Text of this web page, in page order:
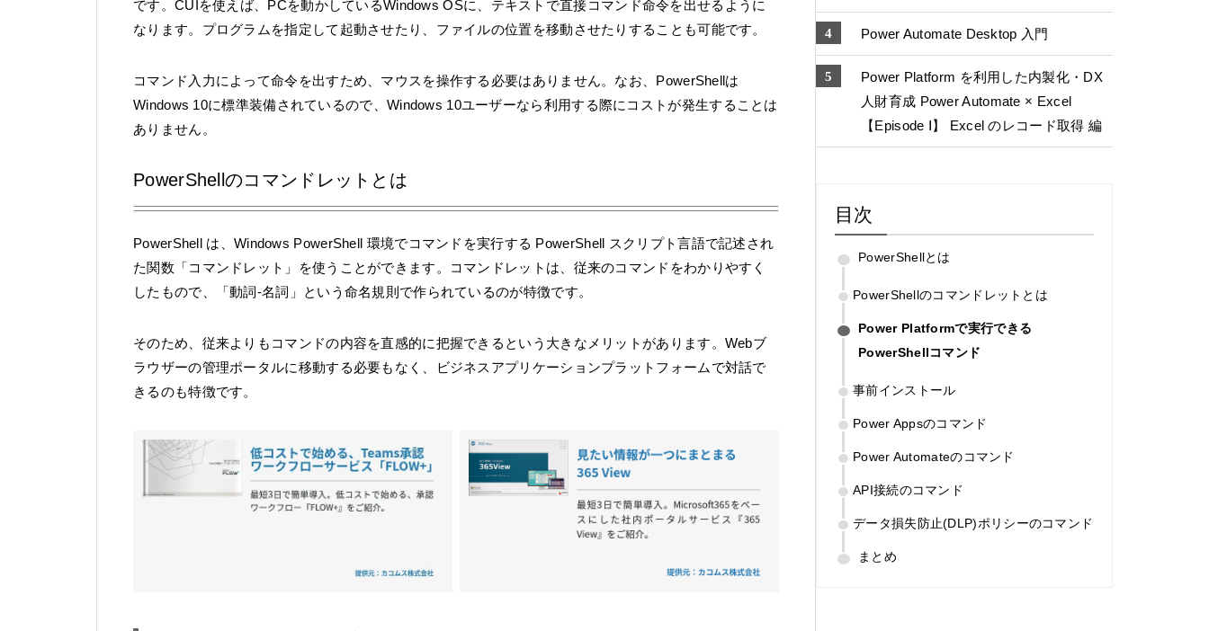
です。CUIを使えば、PCを動かしているWindows OSに、テキストで直接コマンド命令を出せるように
なります。プログラムを指定して起動させたり、ファイルの位置を移動させたりすることも可能です。
コマンド入力によって命令を出すため、マウスを操作する必要はありません。なお、PowerShellは
Windows 10に標準装備されているので、Windows 10ユーザーなら利用する際にコストが発生することは
ありません。
PowerShellのコマンドレットとは
PowerShell は、Windows PowerShell 環境でコマンドを実行する PowerShell スクリプト言語で記述され
た関数「コマンドレット」を使うことができます。コマンドレットは、従来のコマンドをわかりやすく
したもので、「動詞-名詞」という命名規則で作られているのが特徴です。
そのため、従来よりもコマンドの内容を直感的に把握できるという大きなメリットがあります。Webブ
ラウザーの管理ポータルに移動する必要もなく、ビジネスアプリケーションプラットフォームで対話で
きるのも特徴です。
Power Automate Desktop 入門
Power Platform を利用した内製化・DX
人財育成 Power Automate × Excel
【Episode Ⅰ】 Excel のレコード取得 編
目次
PowerShellとは
PowerShellのコマンドレットとは
Power Platformで実行できる
PowerShellコマンド
事前インストール
Power Appsのコマンド
Power Automateのコマンド
API接続のコマンド
データ損失防止(DLP)ポリシーのコマンド
まとめ